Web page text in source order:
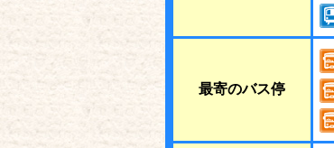
最寄のバス停